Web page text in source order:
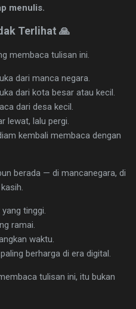
menulis.
Terlihat 🙏
membaca tulisan ini.
dari manca negara.
dari kota besar atau kecil.
dari desa kecil.
lewat, lalu pergi.
kembali membaca dengan
berada — di mancanegara, di
tinggi.
ramai.
waktu.
berharga di era digital.
tulisan ini, itu bukan